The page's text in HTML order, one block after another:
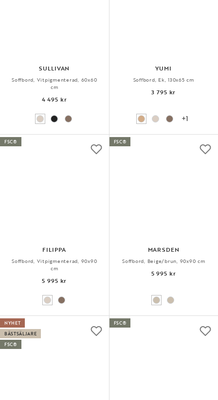
SULLIVAN
Soffbord, Vitpigmenterad, 60x60
cm
4 495 kr
YUMI
Soffbord, Ek, 130x65 cm
3 795 kr
+1
FILIPPA
Soffbord, Vitpigmenterad, 90x90
cm
5 995 kr
FSC®
MARSDEN
Soffbord, Beige/brun, 90x90 cm
5 995 kr
FSC®
NYHET
BÄSTSÄLJARE
FSC®
FSC®